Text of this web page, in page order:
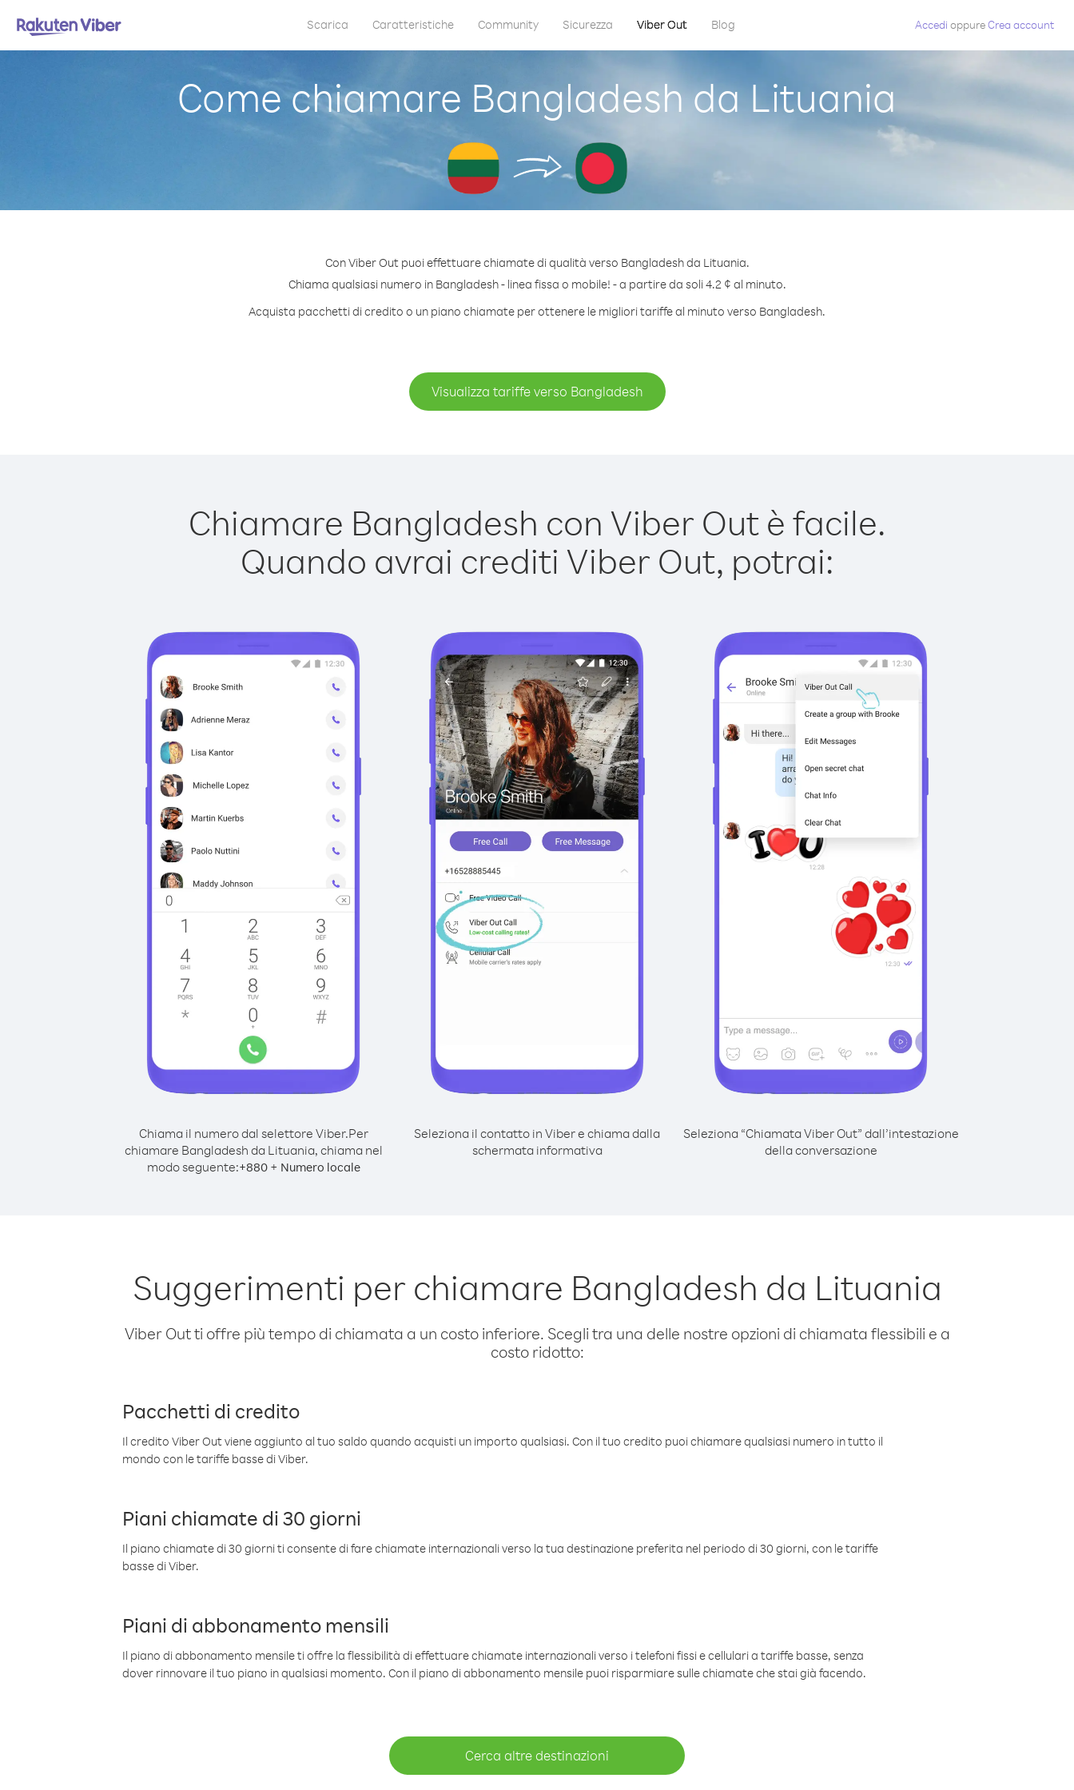
Scarica Caratteristiche Community Sicurezza Viber Out Blog Accedi oppureCrea account
Come chiamare Bangladesh da Lituania
Con Viber Out puoi effettuare chiamate di qualità verso Bangladesh da Lituania.
Chiama qualsiasi numero in Bangladesh - linea fissa o mobile! - a partire da soli 4.2 ¢ al minuto.
Acquista pacchetti di credito o un piano chiamate per ottenere le migliori tariffe al minuto verso Bangladesh.
Visualizza tariffe verso Bangladesh
Chiamare Bangladesh con Viber Out è facile.
Quando avrai crediti Viber Out, potrai:
Chiama il numero dal selettore Viber.Per
chiamare Bangladesh da Lituania, chiama nel
modo seguente:+880+ Numero locale
Seleziona il contatto in Viber e chiama dalla
schermata informativa
Seleziona “Chiamata Viber Out” dall’intestazione
della conversazione
Suggerimenti per chiamare Bangladesh da Lituania
Viber Out ti offre più tempo di chiamata a un costo inferiore. Scegli tra una delle nostre opzioni di chiamata flessibili e a
costo ridotto:
Pacchetti di credito
Il credito Viber Out viene aggiunto al tuo saldo quando acquisti un importo qualsiasi. Con il tuo credito puoi chiamare qualsiasi numero in tutto il
mondo con le tariffe basse di Viber.
Piani chiamate di 30 giorni
Il piano chiamate di 30 giorni ti consente di fare chiamate internazionali verso la tua destinazione preferita nel periodo di 30 giorni, con le tariffe
basse di Viber.
Piani di abbonamento mensili
Il piano di abbonamento mensile ti offre la flessibilità di effettuare chiamate internazionali verso i telefoni fissi e cellulari a tariffe basse, senza
dover rinnovare il tuo piano in qualsiasi momento. Con il piano di abbonamento mensile puoi risparmiare sulle chiamate che stai già facendo.
Cerca altre destinazioni